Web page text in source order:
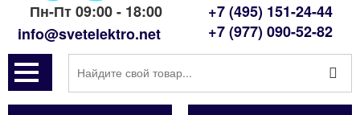
Пн-Пт 09:00 - 18:00
info@svetelektro.net
+7 (495) 151-24-44
+7 (977) 090-52-82